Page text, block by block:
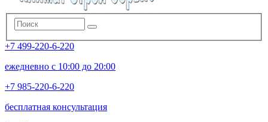
+7 499-220-6-220
ежедневно с 10:00 до 20:00
+7 985-220-6-220
бесплатная консультация